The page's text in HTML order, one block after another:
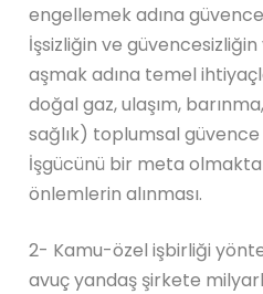
engellemek adına
İşsizliğin ve
aşmak adına temel
doğal gaz, ulaşım,
sağlık) toplumsal güvence
İşgücünü bir meta
önlemlerin alınması.
2- Kamu-özel işbirliği
avuç yandaş şirkete